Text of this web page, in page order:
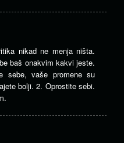
nikad ne menja ništa.
baš onakvim kakvi jeste.
sebe, vaše promene su
bolji. 2. Oprostite sebi.